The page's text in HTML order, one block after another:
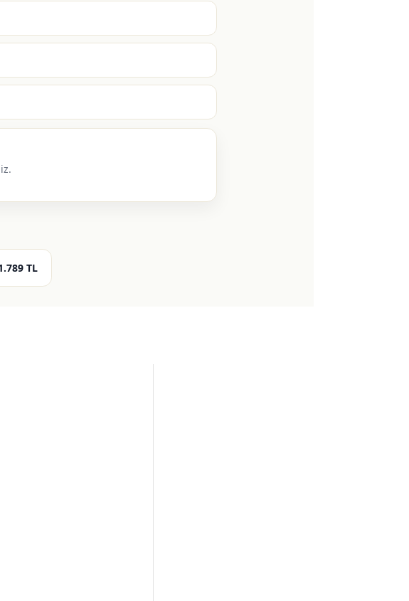
TL